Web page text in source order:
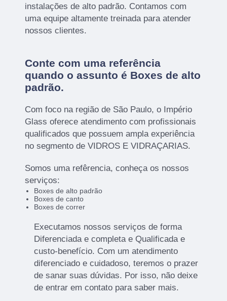
instalações de alto padrão. Contamos com
uma equipe altamente treinada para atender
nossos clientes.
Conte com uma referência
quando o assunto é Boxes de alto
padrão.
Com foco na região de São Paulo, o Império
Glass oferece atendimento com profissionais
qualificados que possuem ampla experiência
no segmento de VIDROS E VIDRAÇARIAS.
Somos uma refêrencia, conheça os nossos
serviços:
Boxes de alto padrão
Boxes de canto
Boxes de correr
Executamos nossos serviços de forma
Diferenciada e completa e Qualificada e
custo-benefício. Com um atendimento
diferenciado e cuidadoso, teremos o prazer
de sanar suas dúvidas. Por isso, não deixe
de entrar em contato para saber mais.